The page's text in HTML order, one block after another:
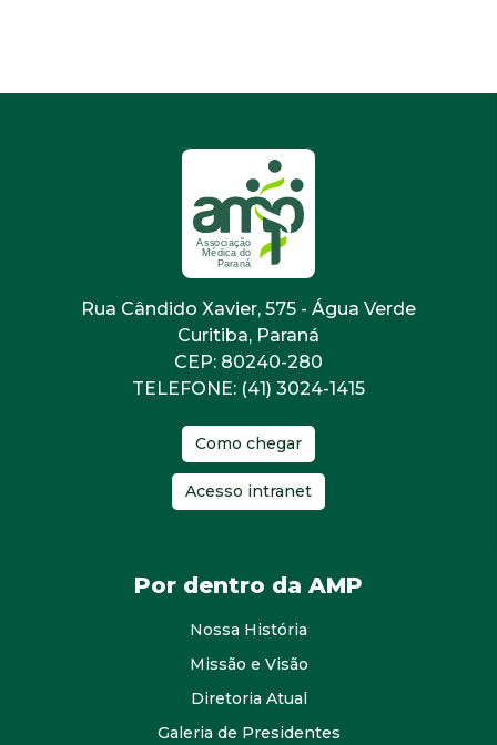
Rua Cândido Xavier, 575 - Água Verde
Curitiba, Paraná
CEP: 80240-280
TELEFONE: (41) 3024-1415
Como chegar
Acesso intranet
Por dentro da AMP
Nossa História
Missão e Visão
Diretoria Atual
Galeria de Presidentes